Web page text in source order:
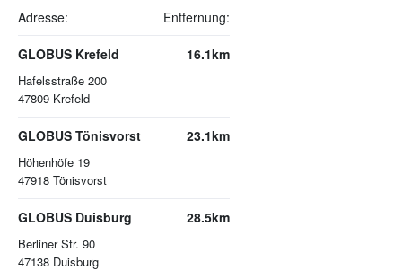
Adresse: Entfernung:
GLOBUS Krefeld
Hafelsstraße 200
47809 Krefeld
16.1km
GLOBUS Tönisvorst
Höhenhöfe 19
47918 Tönisvorst
23.1km
GLOBUS Duisburg
Berliner Str. 90
47138 Duisburg
28.5km